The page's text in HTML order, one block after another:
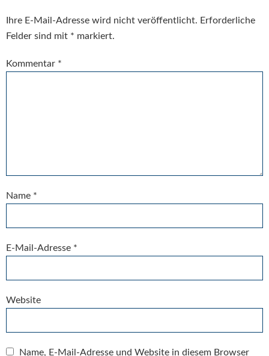
Ihre E-Mail-Adresse wird nicht veröffentlicht. Erforderliche
Felder sind mit * markiert.
Kommentar *
Name *
E-Mail-Adresse *
Website
Name, E-Mail-Adresse und Website in diesem Browser